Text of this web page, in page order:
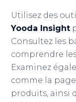
Utilisez des
Yooda Insight
Consultez les
comprendre
Examinez
comme la
produits, ainsi